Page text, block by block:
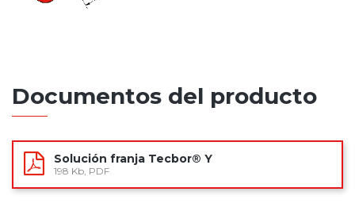
Documentos del producto
Solución franja Tecbor® Y
198 Kb, PDF